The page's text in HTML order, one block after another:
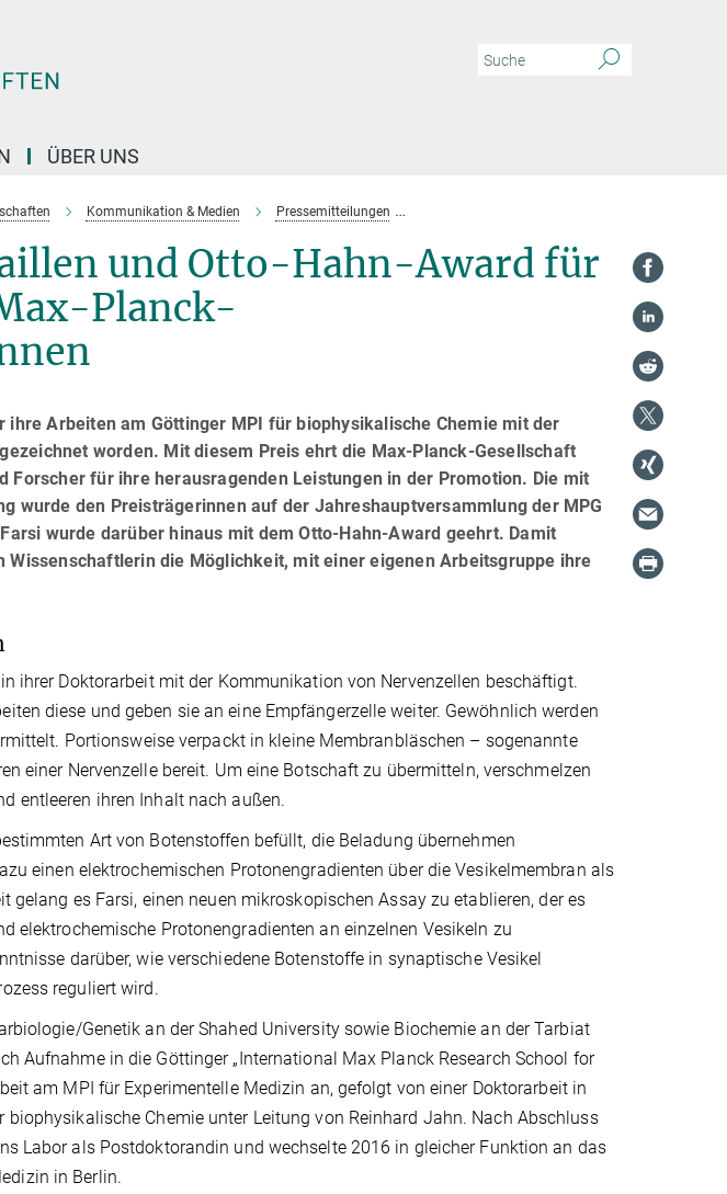
ÜBER UNS
Kommunikation & Medien Pressemitteilungen
und Otto-Hahn-Award für
Planck-
ihre Arbeiten am Göttinger MPI für biophysikalische Chemie mit der
worden. Mit diesem Preis ehrt die Max-Planck-Gesellschaft
Forscher für ihre herausragenden Leistungen in der Promotion. Die mit
wurde den Preisträgerinnen auf der Jahreshauptversammlung der MPG
wurde darüber hinaus mit dem Otto-Hahn-Award geehrt. Damit
Wissenschaftlerin die Möglichkeit, mit einer eigenen Arbeitsgruppe ihre
ihrer Doktorarbeit mit der Kommunikation von Nervenzellen beschäftigt.
diese und geben sie an eine Empfängerzelle weiter. Gewöhnlich werden
Portionsweise verpackt in kleine Membranbläschen – sogenannte
einer Nervenzelle bereit. Um eine Botschaft zu übermitteln, verschmelzen
entleeren ihren Inhalt nach außen.
Art von Botenstoffen befüllt, die Beladung übernehmen
einen elektrochemischen Protonengradienten über die Vesikelmembran als
gelang es Farsi, einen neuen mikroskopischen Assay zu etablieren, der es
elektrochemische Protonengradienten an einzelnen Vesikeln zu
darüber, wie verschiedene Botenstoffe in synaptische Vesikel
reguliert wird.
Genetik an der Shahed University sowie Biochemie an der Tarbiat
Aufnahme in die Göttinger „International Max Planck Research School for
am MPI für Experimentelle Medizin an, gefolgt von einer Doktorarbeit in
biophysikalische Chemie unter Leitung von Reinhard Jahn. Nach Abschluss
Labor als Postdoktorandin und wechselte 2016 in gleicher Funktion an das
in Berlin.